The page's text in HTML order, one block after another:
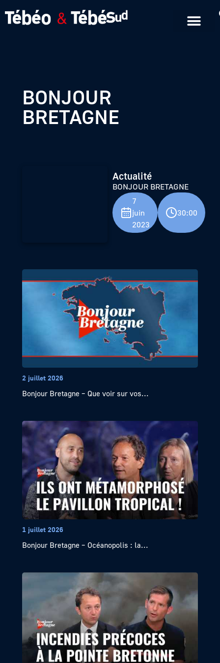
BONJOUR
BRETAGNE
Actualité
BONJOUR BRETAGNE
7
juin
2023
30:00
2 juillet 2026
Bonjour Bretagne – Que voir sur vos...
1 juillet 2026
Bonjour Bretagne – Océanopolis : la...